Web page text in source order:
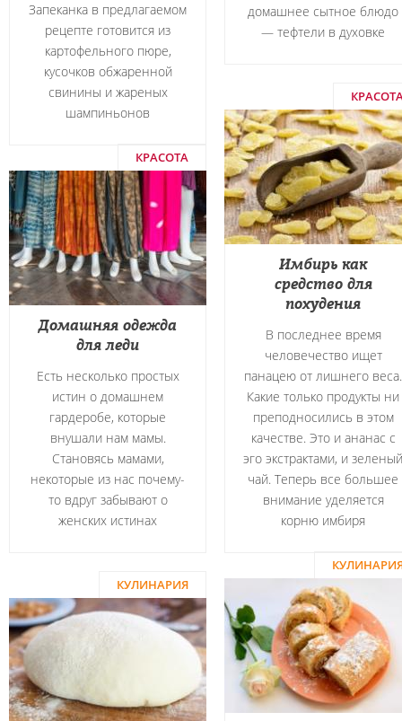
Запеканка в предлагаемом
рецепте готовится из
картофельного пюре,
кусочков обжаренной
свинины и жареных
шампиньонов
домашнее сытное блюдо
― тефтели в духовке
Имбирь как
средство для
похудения
В последнее время
человечество ищет
панацею от лишнего веса.
Какие только продукты ни
преподносились в этом
качестве. Это и ананас с
эго экстрактами, и зеленый
чай. Теперь все большее
внимание уделяется
корню имбиря
КРАСОТА
Домашняя одежда
для леди
Есть несколько простых
истин о домашнем
гардеробе, которые
внушали нам мамы.
Становясь мамами,
некоторые из нас почему-
то вдруг забывают о
женских истинах
КУЛИНАРИЯ